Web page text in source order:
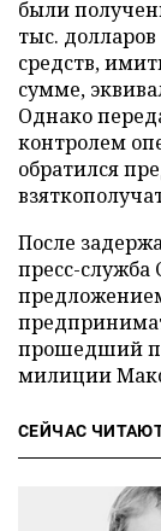
были
тыс.
средств,
сумме,
Однако
контролем
обратился
После
пресс-служба
прошедший
милиции
СЕЙЧАС